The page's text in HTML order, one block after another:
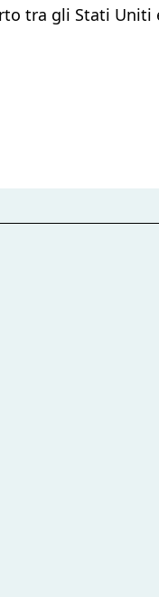
tra gli Stati Uniti